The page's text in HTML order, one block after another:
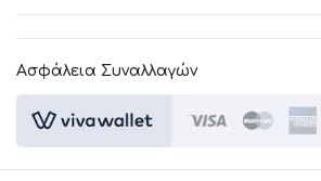
Ασφάλεια Συναλλαγών